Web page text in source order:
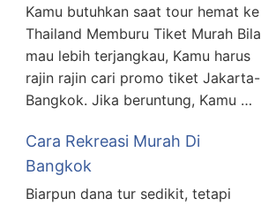
Kamu butuhkan saat tour hemat ke
Thailand Memburu Tiket Murah Bila
mau lebih terjangkau, Kamu harus
rajin rajin cari promo tiket Jakarta-
Bangkok. Jika beruntung, Kamu …
Cara Rekreasi Murah Di
Bangkok
Biarpun dana tur sedikit, tetapi